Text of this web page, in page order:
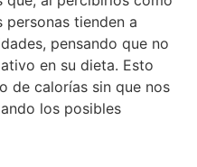
personas tienden a
pensando que no
en su dieta. Esto
de calorías sin que nos
los posibles